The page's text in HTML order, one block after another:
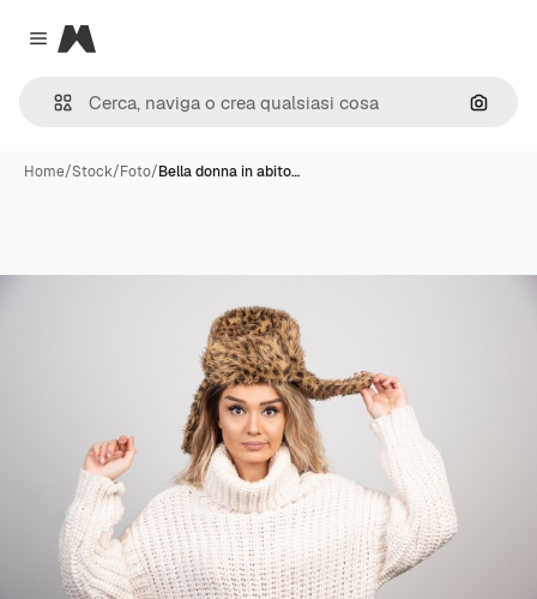
Close menu
Magnific
Cerca
Home/Stock/Foto/Bella donna in abito…